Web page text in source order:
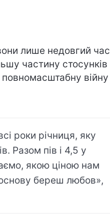
лише недовгий час
частину стосунків
війну
роки річниця, яку
Разом пів і 4,5 у
якою ціною нам
береш любов»,